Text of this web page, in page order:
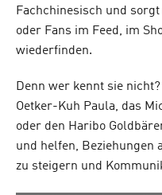
Fachchinesisch und
oder Fans im Feed, im
wiederfinden.
Denn wer kennt sie
Oetker-Kuh Paula, das
oder den Haribo
und helfen, Beziehungen
zu steigern und